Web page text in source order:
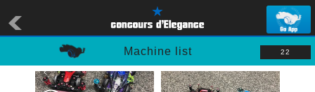
Machine list 22